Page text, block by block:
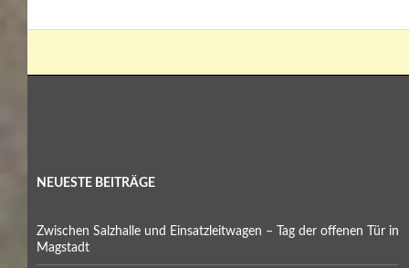
NEUESTE BEITRÄGE
Zwischen Salzhalle und Einsatzleitwagen – Tag der offenen Tür in
Magstadt